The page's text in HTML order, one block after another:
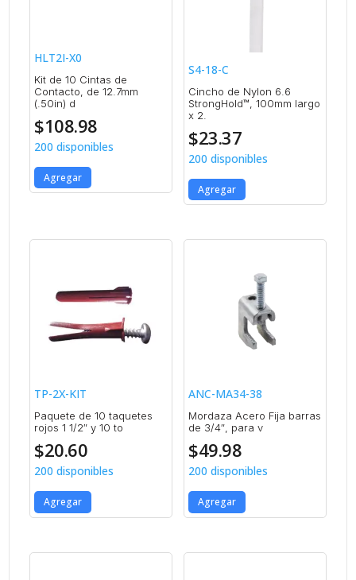
HLT2I-X0
Kit de 10 Cintas de
Contacto, de 12.7mm
(.50in) d
$108.98
200 disponibles
Agregar
S4-18-C
Cincho de Nylon 6.6
StrongHold™, 100mm largo
x 2.
$23.37
200 disponibles
Agregar
TP-2X-KIT
Paquete de 10 taquetes
rojos 1 1/2″ y 10 to
$20.60
200 disponibles
Agregar
ANC-MA34-38
Mordaza Acero Fija barras
de 3/4″, para v
$49.98
200 disponibles
Agregar